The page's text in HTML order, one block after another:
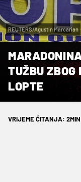
REUTERS/Agustin Marcarian
TUŽBU
LOPTE
VRIJEME ČITANJA: